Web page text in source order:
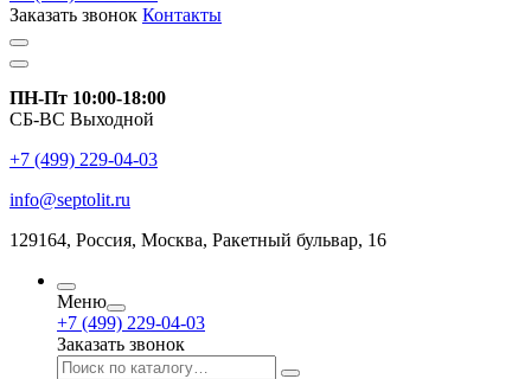
Заказать звонок Контакты
ПН-Пт 10:00-18:00
СБ-ВС Выходной
+7 (499) 229-04-03
info@septolit.ru
129164, Россия, Москва, Ракетный бульвар, 16
Меню
+7 (499) 229-04-03
Заказать звонок